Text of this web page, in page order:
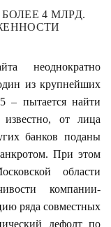
4 МЛРД.
неоднократно
из крупнейших
– пытается найти
от лица
банков поданы
При этом
области
компании-
ряда совместных
дефолт по